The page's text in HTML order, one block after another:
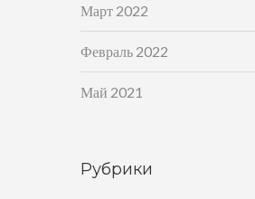
Март 2022
Февраль 2022
Май 2021
Рубрики